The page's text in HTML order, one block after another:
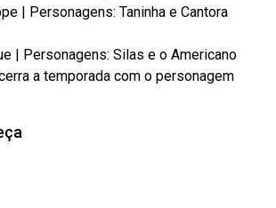
| Personagens: Taninha e Cantora
| Personagens: Silas e o Americano
a temporada com o personagem